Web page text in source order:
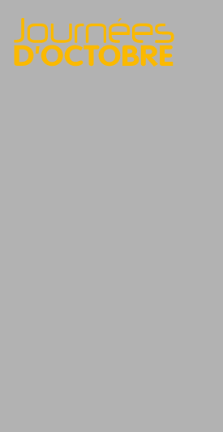
Direkt zum Inhalt springen